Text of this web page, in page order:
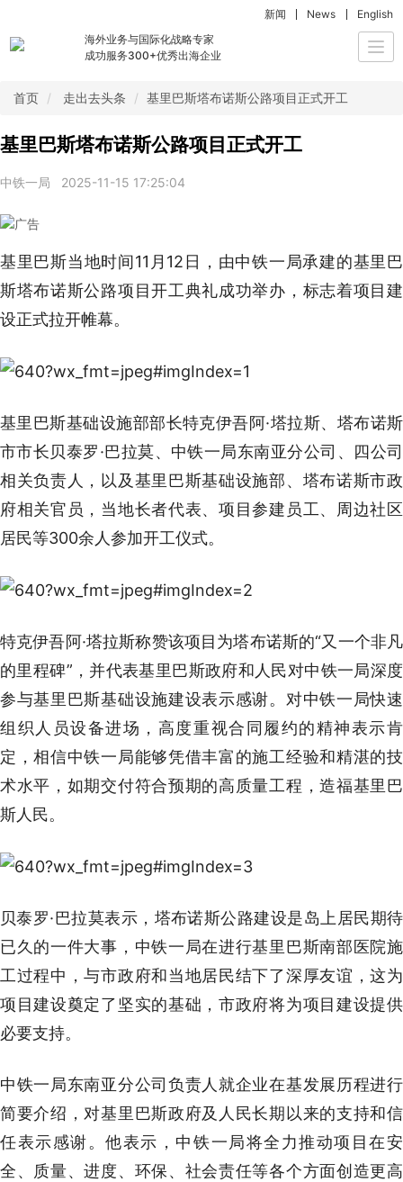
海外业务与国际化战略专家
成功服务300+优秀出海企业
新闻 News English
首页 走出去头条 基里巴斯塔布诺斯公路项目正式开工
基里巴斯塔布诺斯公路项目正式开工
中铁一局 2025-11-15 17:25:04
基里巴斯当地时间11月12日，由中铁一局承建的基里巴
斯塔布诺斯公路项目开工典礼成功举办，标志着项目建
设正式拉开帷幕。
基里巴斯基础设施部部长特克伊吾阿·塔拉斯、塔布诺斯
市市长贝泰罗·巴拉莫、中铁一局东南亚分公司、四公司
相关负责人，以及基里巴斯基础设施部、塔布诺斯市政
府相关官员，当地长者代表、项目参建员工、周边社区
居民等300余人参加开工仪式。
特克伊吾阿·塔拉斯称赞该项目为塔布诺斯的“又一个非凡
的里程碑”，并代表基里巴斯政府和人民对中铁一局深度
参与基里巴斯基础设施建设表示感谢。对中铁一局快速
组织人员设备进场，高度重视合同履约的精神表示肯
定，相信中铁一局能够凭借丰富的施工经验和精湛的技
术水平，如期交付符合预期的高质量工程，造福基里巴
斯人民。
贝泰罗·巴拉莫表示，塔布诺斯公路建设是岛上居民期待
已久的一件大事，中铁一局在进行基里巴斯南部医院施
工过程中，与市政府和当地居民结下了深厚友谊，这为
项目建设奠定了坚实的基础，市政府将为项目建设提供
必要支持。
中铁一局东南亚分公司负责人就企业在基发展历程进行
简要介绍，对基里巴斯政府及人民长期以来的支持和信
任表示感谢。他表示，中铁一局将全力推动项目在安
全、质量、进度、环保、社会责任等各个方面创造更高